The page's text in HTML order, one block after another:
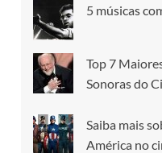
5 músicas
Top 7
Sonoras do
Saiba mais
América no